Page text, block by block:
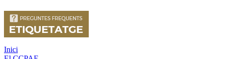
Inici